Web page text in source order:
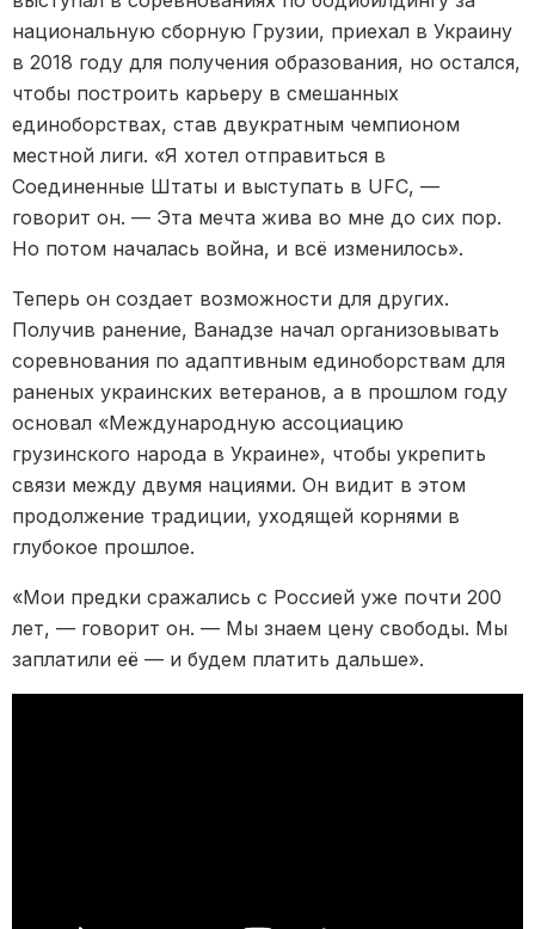
национальную сборную Грузии, приехал в Украину
в 2018 году для получения образования, но остался,
чтобы построить карьеру в смешанных
единоборствах, став двукратным чемпионом
местной лиги. «Я хотел отправиться в
Соединенные Штаты и выступать в UFC, —
говорит он. — Эта мечта жива во мне до сих пор.
Но потом началась война, и всё изменилось».
Теперь он создает возможности для других.
Получив ранение, Ванадзе начал организовывать
соревнования по адаптивным единоборствам для
раненых украинских ветеранов, а в прошлом году
основал «Международную ассоциацию
грузинского народа в Украине», чтобы укрепить
связи между двумя нациями. Он видит в этом
продолжение традиции, уходящей корнями в
глубокое прошлое.
«Мои предки сражались с Россией уже почти 200
лет, — говорит он. — Мы знаем цену свободы. Мы
заплатили её — и будем платить дальше».